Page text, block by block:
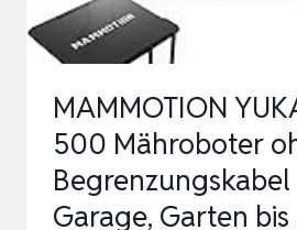
16
SCHN…
MAMMOTION
500 Mähroboter
Garage, Garten